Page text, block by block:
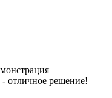
- отличное решение!